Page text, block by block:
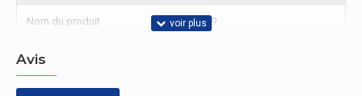
Nom du produit 49019
Dispositif d'entrée
Quantité de boutons
Avis